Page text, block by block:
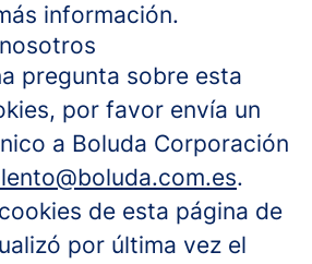
información.
pregunta sobre esta
por favor envía un
a Boluda Corporación
.
de esta página de
por última vez el